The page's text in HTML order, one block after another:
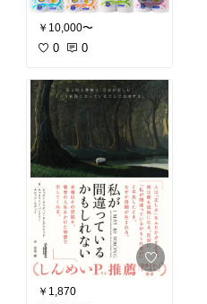
￥10,000〜
0 0
￥1,870